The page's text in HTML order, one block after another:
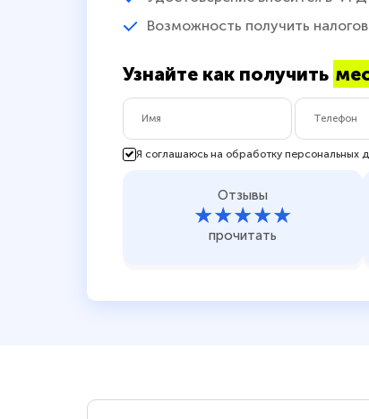
Возможность получить
Узнайте как получить
Я соглашаюсь на обработку персональных
Отзывы
★★★★★
прочитать